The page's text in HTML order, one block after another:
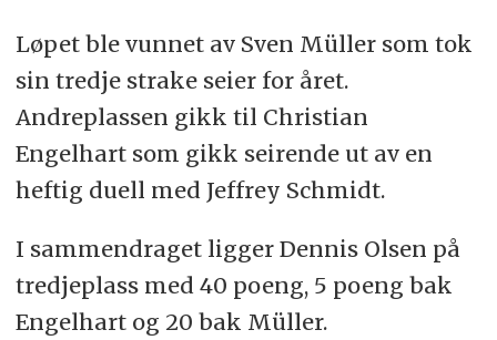
Løpet ble vunnet av Sven Müller som tok
sin tredje strake seier for året.
Andreplassen gikk til Christian
Engelhart som gikk seirende ut av en
heftig duell med Jeffrey Schmidt.
I sammendraget ligger Dennis Olsen på
tredjeplass med 40 poeng, 5 poeng bak
Engelhart og 20 bak Müller.